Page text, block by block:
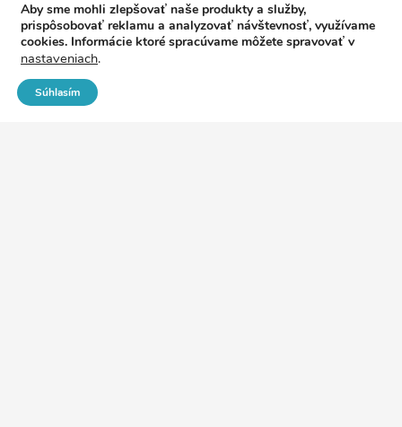
Aby sme mohli zlepšovať naše produkty a služby,
prispôsobovať reklamu a analyzovať návštevnosť, využívame
cookies. Informácie ktoré spracúvame môžete spravovať v
nastaveniach.
Súhlasím